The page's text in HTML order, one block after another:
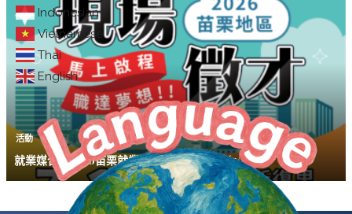
Indonesian
Vietnamese
Thai
English
活動
就業媒合｜2026苗栗就業中心聯合徵才活動(7/18)